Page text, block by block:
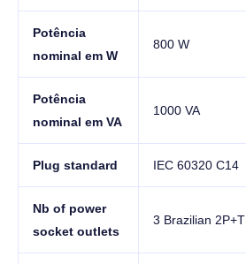
Potência
nominal em W
800 W
Potência
nominal em VA
1000 VA
Plug standard IEC 60320 C14
Nb of power
socket outlets
3 Brazilian 2P+T